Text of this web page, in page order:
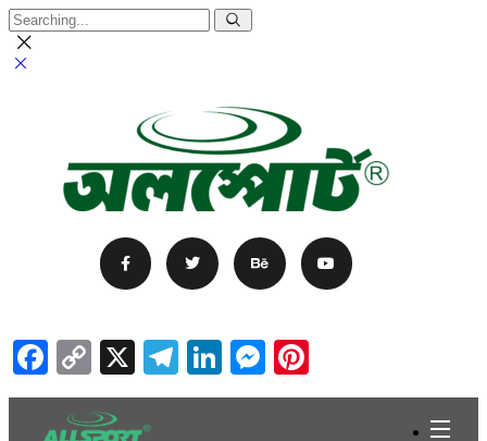
Facebook
Copy
Link
X Telegram
LinkedIn
Messenger